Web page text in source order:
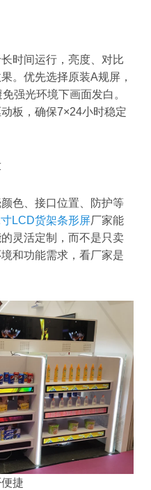
时间运行，亮度、对比
。优先选择原装A规屏，
强光环境下画面发白。
板，确保7×24小时稳定
色、接口位置、防护等
LCD货架条形屏厂家能
灵活定制，而不是只卖
和功能需求，看厂家是
捷